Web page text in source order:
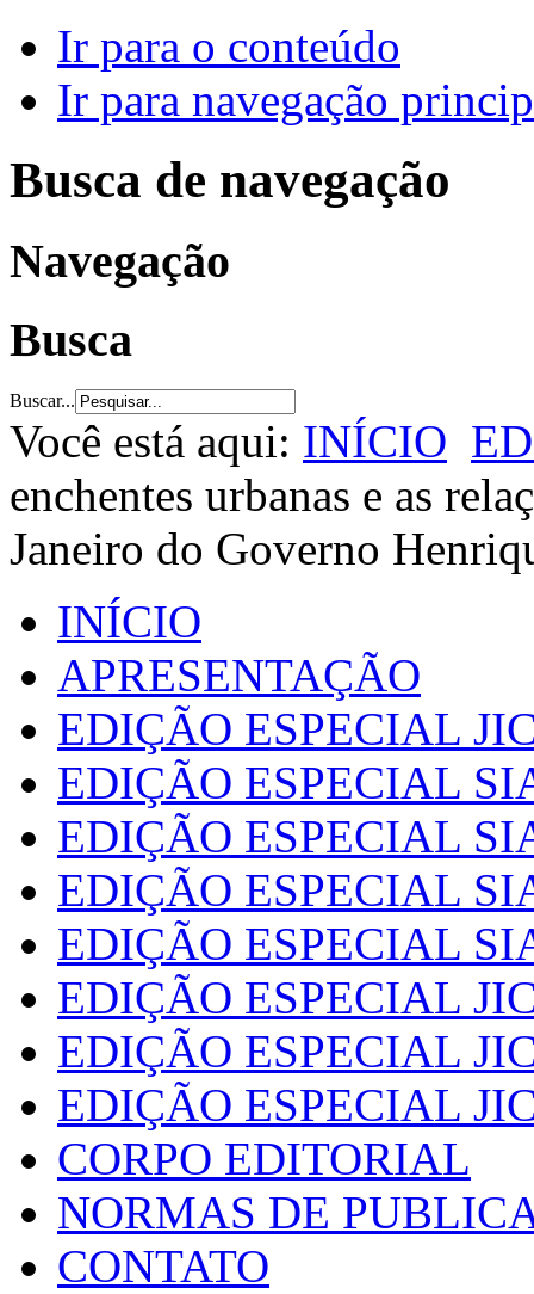
Ir para o conteúdo
Ir para navegação
Busca de navegação
Navegação
Busca
Buscar...
Você está aqui: INÍCIO
enchentes urbanas e as
Janeiro do Governo
INÍCIO
APRESENTAÇÃO
EDIÇÃO ESPECIAL
EDIÇÃO ESPECIAL
EDIÇÃO ESPECIAL
EDIÇÃO ESPECIAL
EDIÇÃO ESPECIAL
EDIÇÃO ESPECIAL
EDIÇÃO ESPECIAL
EDIÇÃO ESPECIAL
CORPO EDITORIAL
NORMAS DE
CONTATO